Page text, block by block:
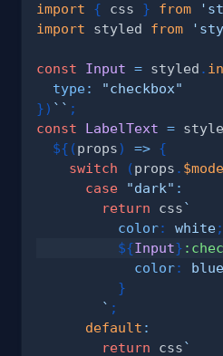
import { css } from
import
styled from
const Input = styled .
type:
"checkbox"
}) ` ` ;
const
LabelText =
${ (props) => {
switch
(props . $mode
case
"dark" :
return css`
color: white;
${Input}
color: blue
}
` ;
default :
return css`